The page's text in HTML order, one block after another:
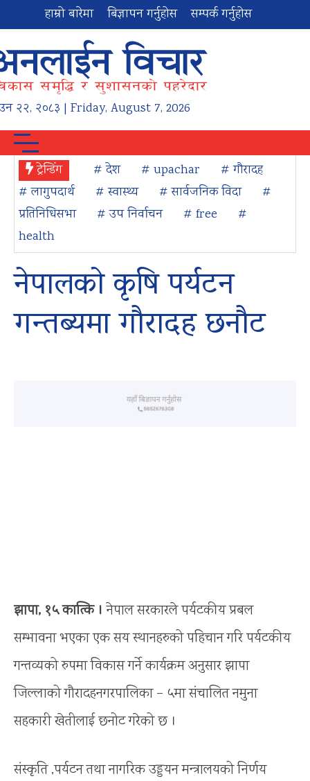
हाम्रो बारेमा बिज्ञापन गर्नुहोस सम्पर्क गर्नुहोस
२२, २०८३ | Friday, August 7, 2026
ट्रेन्डिंग # देश # upachar
# गौरादह
# लागुपदार्थ
# स्वास्थ्य # सार्वजनिक विदा
#
प्रतिनिधिसभा
# उप निर्वाचन # free
#
health
नेपालको कृषि पर्यटन
गन्तब्यमा गौरादह छनौट
झापा, १५ कात्कि । नेपाल सरकारले पर्यटकीय प्रबल
सम्भावना भएका एक सय स्थानहरुको पहिचान गरि पर्यटकीय
गन्तव्यको रुपमा विकास गर्ने कार्यक्रम अनुसार झापा
जिल्लाको गौरादहनगरपालिका – ५मा संचालित नमुना
सहकारी खेतीलाई छनोट गरेको छ ।
संस्कृति ,पर्यटन तथा नागरिक उड्डयन मन्त्रालयको निर्णय